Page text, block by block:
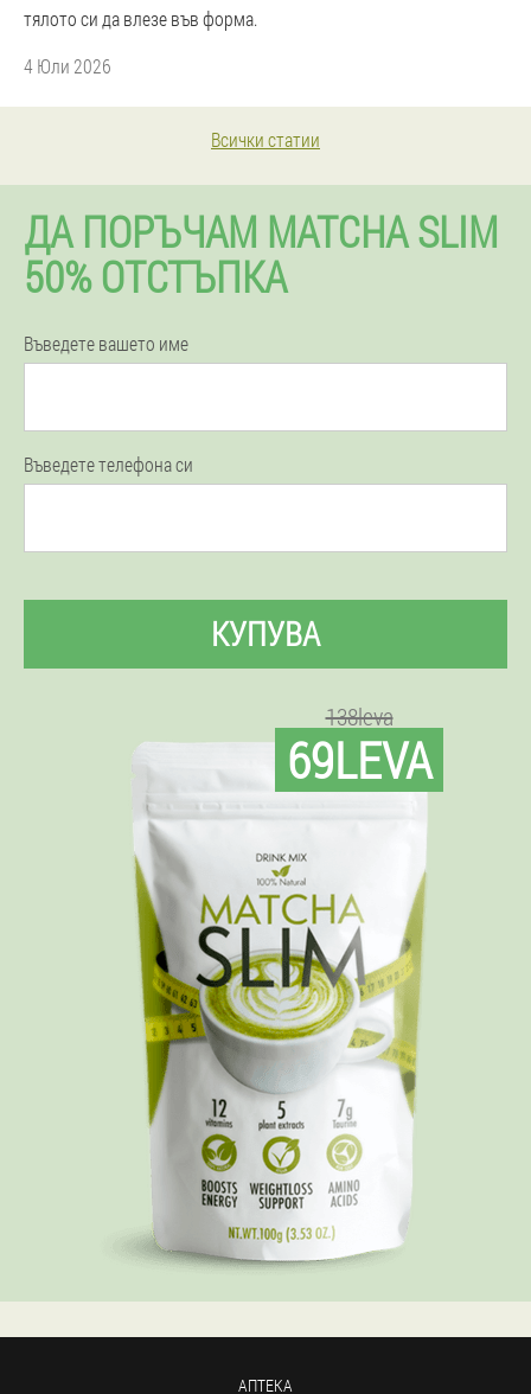
тялото си да влезе във форма.
4 Юли 2026
Всички статии
ДА ПОРЪЧАМ MATCHA SLIM
50% ОТСТЪПКА
Въведете вашето име
Въведете телефона си
КУПУВА
138leva
69LEVA
АПТЕКА